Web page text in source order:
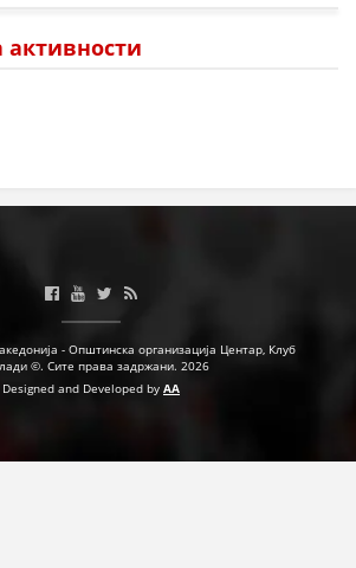
активности
- Општинска организација Центар, Клуб
©. Сите права задржани. 2026
Designed and Developed by AA